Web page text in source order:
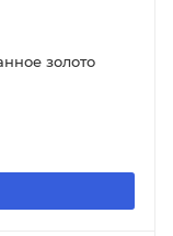
золото